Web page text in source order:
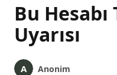
Bu Hesabı
Uyarısı
Anonim